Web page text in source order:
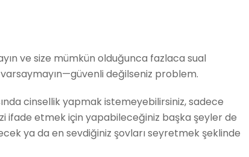
ve size mümkün olduğunca fazlaca sual
değilseniz problem.
cinsellik yapmak istemeyebilirsiniz, sadece
ifade etmek için yapabileceğiniz başka şeyler de
ya da en sevdiğiniz şovları seyretmek şeklinde